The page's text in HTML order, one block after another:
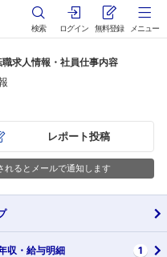
検索 ログイン 無料登録 メニュー
職求人情報・社員仕事内容
レポート投稿
れるとメールで通知します
収・ 給与明細 1